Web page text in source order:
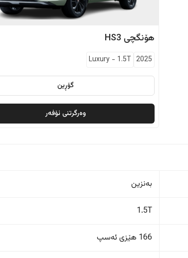
هۆنگچی HS3
2025
Luxury - 1.5T
گۆڕین
وەرگرتنی ئۆفەر
بەنزین
1.5T
166 هێزی ئەسپ